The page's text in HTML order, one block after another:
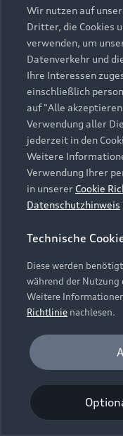
Wir nutzen auf
Dritter, die Cookies
verwenden, um
Datenverkehr und
Ihre Interessen
einschließlich
auf "Alle
Verwendung aller
jederzeit in den
Weitere
Verwendung Ihrer
in unserer Cookie
Datenschutzhinweis
Technische
Diese werden
während der Nutzung
Weitere
Richtlinie nachlesen.
Analyse und
Performance
darüber, wie unsere
Anzahl der Besuche,
werden zur
Elektromodelle
Plug-in-Hybride
Neuwagensuche
Gebrauchtwagen
Finanzierung
Aktionen & Angebote
Geschäftskunden
Saisonale Angebote
Audi Services
Garantie
Audi digital services
myAudi
Support
Kundenservice
Händlersuche
Audi Code
Häufige Fragen
Audi Online Beratung
Bordbuch &
Verträge kündigen
Vertrag widerrufen
Über Audi
Unternehmen
Karriere
Investor Relations
Presse & Media
Datenschutz
Audi erleben
Newsletter
© 2026 AUDI AG.
Cookie-Richtlinie
Digital Services Act
Embleme am
Webseite kann